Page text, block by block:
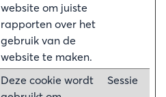
website om juiste
rapporten over het
gebruik van de
website te maken.
Deze cookie wordt
Sessie